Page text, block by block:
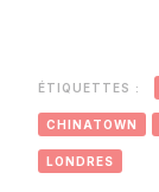
ÉTIQUETTES :
CHINATOWN
LONDRES